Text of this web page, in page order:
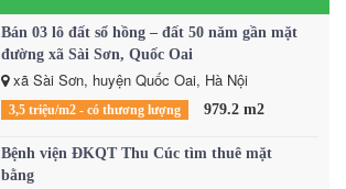
Bán 03 lô đất sổ hồng – đất 50 năm gần mặt
đường xã Sài Sơn, Quốc Oai
xã Sài Sơn, huyện Quốc Oai, Hà Nội
3,5 triệu/m2 - có thương lượng 979.2 m2
Bệnh viện ĐKQT Thu Cúc tìm thuê mặt
bằng